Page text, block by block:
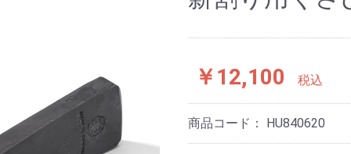
￥12,100 税込
商品コード： HU840620